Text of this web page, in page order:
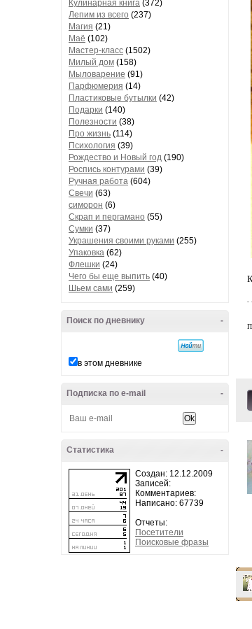
Кулинарная книга (372)
Лепим из всего (237)
Магия (21)
Маё (102)
Мастер-класс (1502)
Милый дом (158)
Мыловарение (91)
Парфюмерия (14)
Пластиковые бутылки (42)
Подарки (140)
Полезности (38)
Про жизнь (114)
Психология (39)
Рождество и Новый год (190)
Роспись контурами (39)
Ручная работа (604)
Свечи (63)
симорон (6)
Скрап и пергамано (55)
Сумки (37)
Украшения своими руками (255)
Упаковка (62)
Флешки (24)
Чего бы еще выпить (40)
Шьем сами (259)
-
Поиск по дневнику
в этом дневнике
-
Подписка по e-mail
-
Статистика
Создан: 12.12.2009
Записей:
Комментариев:
Написано: 67739
Отчеты:
Посетители
Поисковые фразы